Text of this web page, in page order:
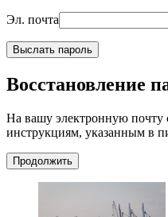
Эл. почта
Выслать пароль
Восстановление
На вашу электронную почту
инструкциям, указанным в
Продолжить